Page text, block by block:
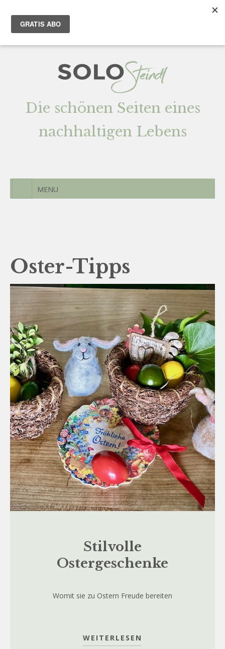
Team AGENTUR
Die schönen Seiten eines
nachhaltigen Lebens
MENU
Oster-Tipps
Stilvolle
Ostergeschenke
Womit sie zu Ostern Freude bereiten
WEITERLESEN